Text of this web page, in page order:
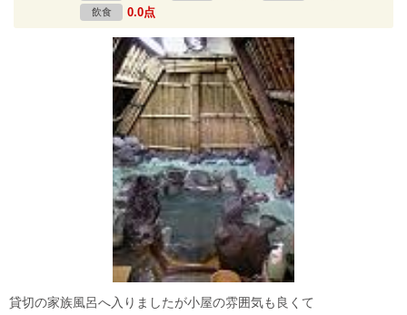
飲食 0.0点
貸切の家族風呂へ入りましたが小屋の雰囲気も良くて